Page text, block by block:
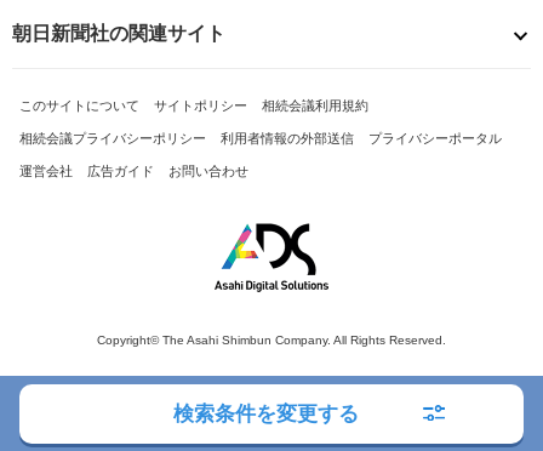
検索条件を変更する
朝日新聞社の関連サイト
このサイトについて サイトポリシー 相続会議利用規約
相続会議プライバシーポリシー 利用者情報の外部送信 プライバシーポータル
運営会社 広告ガイド お問い合わせ
Copyright© The Asahi Shimbun Company. All Rights Reserved.